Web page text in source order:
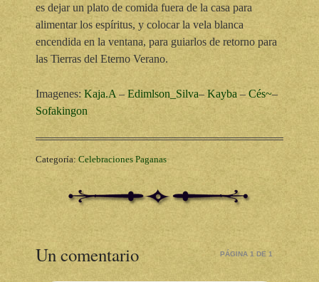
es dejar un plato de comida fuera de la casa para
alimentar los espíritus, y colocar la vela blanca
encendida en la ventana, para guiarlos de retorno para
las Tierras del Eterno Verano.
Imagenes: Kaja.A– Edimlson_Silva– Kayba – Cés~–
Sofakingon
Categoría: Celebraciones Paganas
Un comentario PÁGINA 1 DE 1